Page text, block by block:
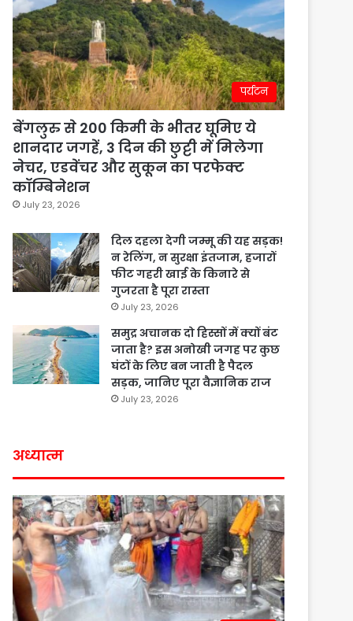
पर्यटन
बेंगलुरु से 200 किमी के भीतर घूमिए ये
शानदार जगहें, 3 दिन की छुट्टी में मिलेगा
नेचर, एडवेंचर और सुकून का परफेक्ट
कॉम्बिनेशन
July 23, 2026
दिल दहला देगी जम्मू की यह सड़क!
न रेलिंग, न सुरक्षा इंतजाम, हजारों
फीट गहरी खाई के किनारे से
गुजरता है पूरा रास्ता
July 23, 2026
समुद्र अचानक दो हिस्सों में क्यों बंट
जाता है? इस अनोखी जगह पर कुछ
घंटों के लिए बन जाती है पैदल
सड़क, जानिए पूरा वैज्ञानिक राज
July 23, 2026
अध्यात्म